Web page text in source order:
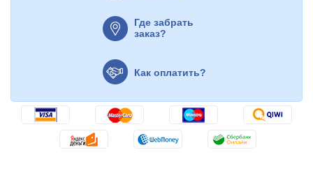
Где забрать
заказ?
Как оплатить?